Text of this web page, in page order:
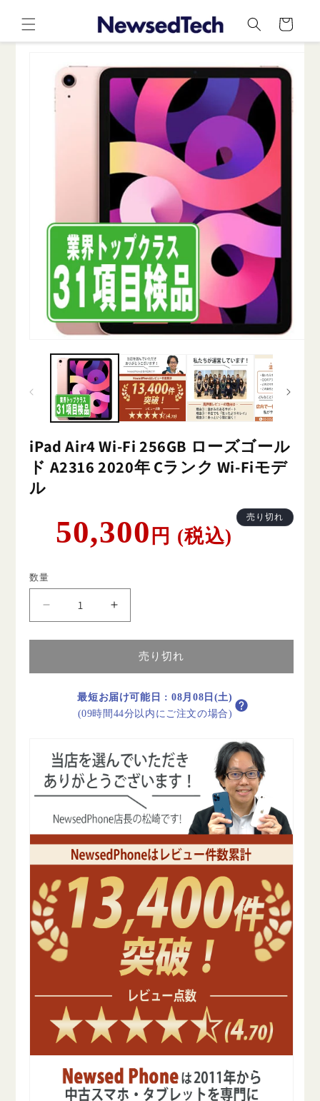
ンツに
進む
ー
ト
報にス
キップ
iPad Air4 Wi-Fi 256GB ローズゴール
ド A2316 2020年 Cランク Wi-Fiモデ
ル
常
50,300 円 (税込)
売り切れ
数量
Air4
Wi-
256GB
ー
ル
ド
2020
年
ラ
ン
ク
Wi-
Fi
モ
数
量
を
iPad
Air4
Wi-
256GB
ー
ズ
ー
ル
ド
A2316
2020
年
C
ラ
ン
ク
Wi-
Fi
モ
デ
数
を
増
や
売り切れ
最短お届け可能日 :08月08日(土)
(09時間44分以内にご注文の場合)